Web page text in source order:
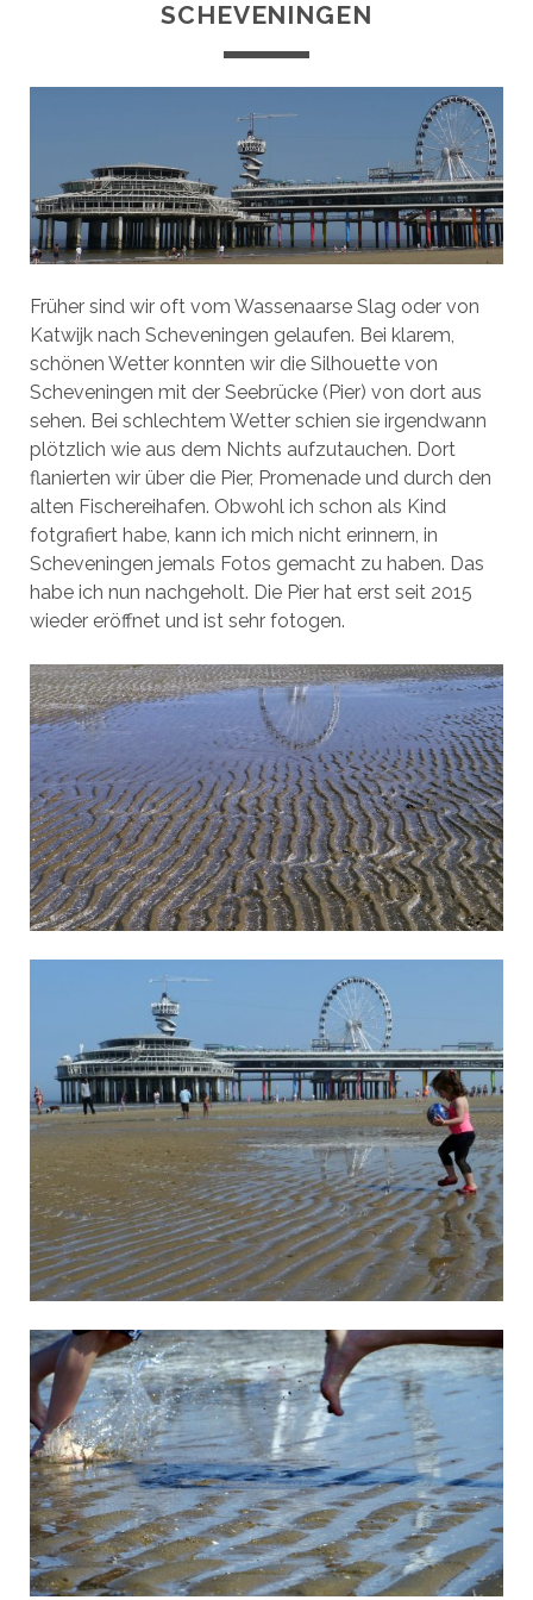
SCHEVENINGEN
Früher sind wir oft vom Wassenaarse Slag oder von
Katwijk nach Scheveningen gelaufen. Bei klarem,
schönen Wetter konnten wir die Silhouette von
Scheveningen mit der Seebrücke (Pier) von dort aus
sehen. Bei schlechtem Wetter schien sie irgendwann
plötzlich wie aus dem Nichts aufzutauchen. Dort
flanierten wir über die Pier, Promenade und durch den
alten Fischereihafen. Obwohl ich schon als Kind
fotgrafiert habe, kann ich mich nicht erinnern, in
Scheveningen jemals Fotos gemacht zu haben. Das
habe ich nun nachgeholt. Die Pier hat erst seit 2015
wieder eröffnet und ist sehr fotogen.